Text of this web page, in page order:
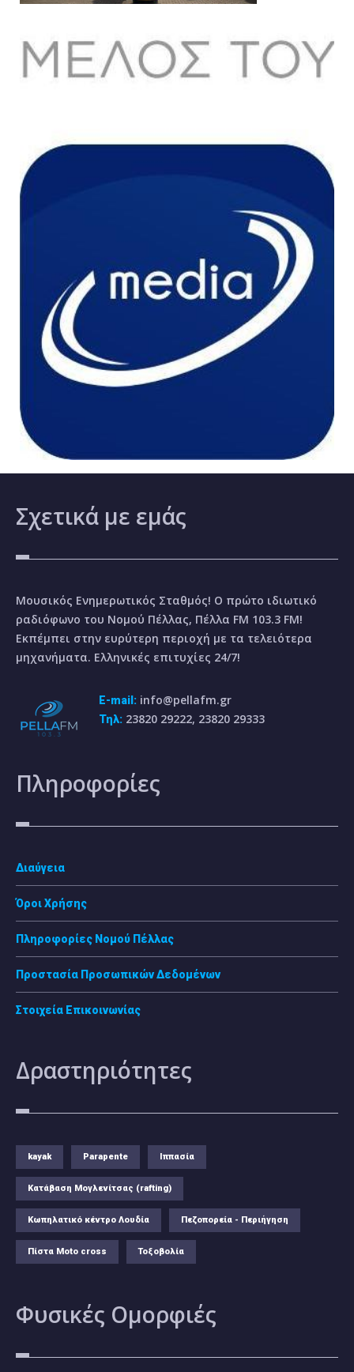
Σχετικά με εμάς
Μουσικός Ενημερωτικός Σταθμός! Ο πρώτο ιδιωτικό
ραδιόφωνο του Νομού Πέλλας, Πέλλα FM 103.3 FM!
Εκπέμπει στην ευρύτερη περιοχή με τα τελειότερα
μηχανήματα. Ελληνικές επιτυχίες 24/7!
E-mail: info@pellafm.gr
Τηλ: 23820 29222, 23820 29333
Πληροφορίες
Διαύγεια
Όροι Χρήσης
Πληροφορίες Νομού Πέλλας
Προστασία Προσωπικών Δεδομένων
Στοιχεία Επικοινωνίας
Δραστηριότητες
kayak Parapente Ιππασία
Κατάβαση Μογλενίτσας (rafting)
Κωπηλατικό κέντρο Λουδία Πεζοπορεία - Περιήγηση
Πίστα Moto cross Τοξοβολία
Φυσικές Ομορφιές